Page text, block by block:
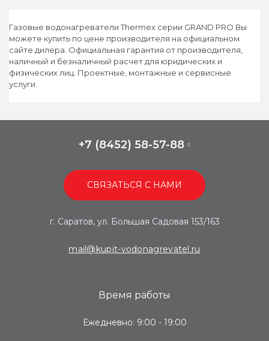
Газовые водонагреватели Thermex серии GRAND PRO Вы
можете купить по цене производителя на официальном
сайте дилера. Официальная гарантия от производителя,
наличный и безналичный расчет для юридических и
физических лиц. Проектные, монтажные и сервисные
услуги.
+7 (8452) 58-57-88
СВЯЗАТЬСЯ С НАМИ
г. Саратов, ул. Большая Садовая 153/163
mail@kupit-vodonagrevatel.ru
Время работы
Ежедневно: 9:00 - 19:00